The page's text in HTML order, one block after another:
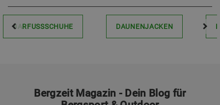
BARFUSSSCHUHE DAUNENJACKEN
Bergzeit Magazin - Dein Blog für